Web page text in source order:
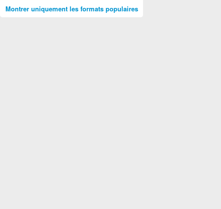
Montrer uniquement les formats populaires